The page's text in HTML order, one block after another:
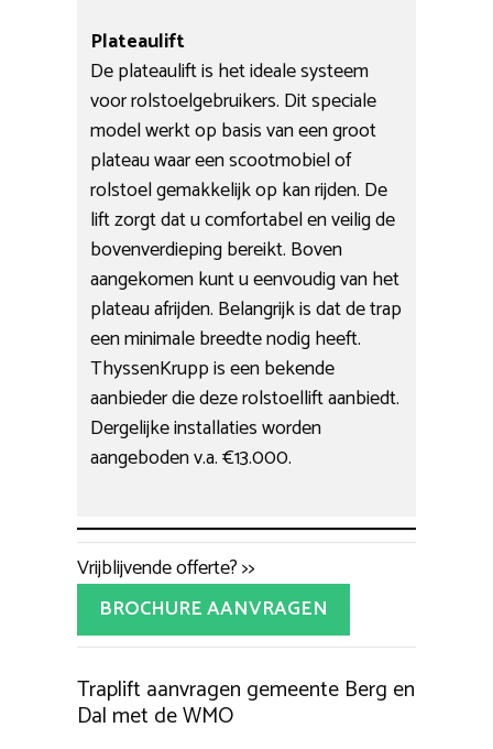
Plateaulift
De plateaulift is het ideale systeem
voor rolstoelgebruikers. Dit speciale
model werkt op basis van een groot
plateau waar een scootmobiel of
rolstoel gemakkelijk op kan rijden. De
lift zorgt dat u comfortabel en veilig de
bovenverdieping bereikt. Boven
aangekomen kunt u eenvoudig van het
plateau afrijden. Belangrijk is dat de trap
een minimale breedte nodig heeft.
ThyssenKrupp is een bekende
aanbieder die deze rolstoellift aanbiedt.
Dergelijke installaties worden
aangeboden v.a. €13.000.
Vrijblijvende offerte? >>
BROCHURE AANVRAGEN
Traplift aanvragen gemeente Berg en
Dal met de WMO